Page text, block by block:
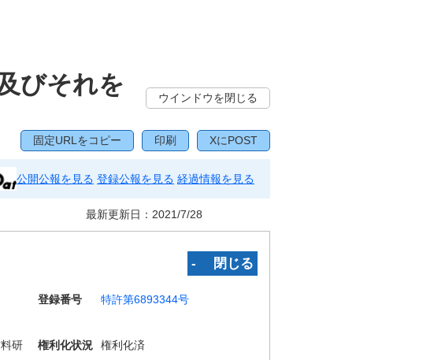
びそれを
ウインドウを閉じる
固定URLをコピー 印刷 XにPOST
公開公報を見る 登録公報を見る 経過情報を見る
最新更新日： 2021/7/28
‐ 閉じる
登録番号
特許第6893344号
研
権利化状況 権利化済